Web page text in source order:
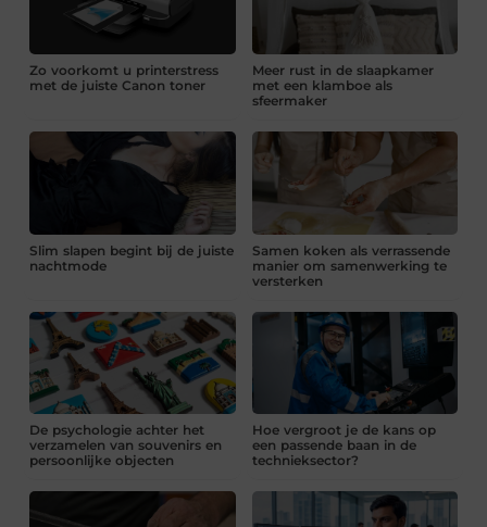
Zo voorkomt u printerstress
met de juiste Canon toner
Meer rust in de slaapkamer
met een klamboe als
sfeermaker
Slim slapen begint bij de juiste
nachtmode
Samen koken als verrassende
manier om samenwerking te
versterken
De psychologie achter het
verzamelen van souvenirs en
persoonlijke objecten
Hoe vergroot je de kans op
een passende baan in de
technieksector?